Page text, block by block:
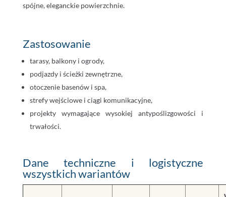
spójne, eleganckie powierzchnie.
Zastosowanie
tarasy, balkony i ogrody,
podjazdy i ścieżki zewnętrzne,
otoczenie basenów i spa,
strefy wejściowe i ciągi komunikacyjne,
projekty wymagające wysokiej antypoślizgowości i
trwałości.
Dane techniczne i logistyczne
wszystkich wariantów